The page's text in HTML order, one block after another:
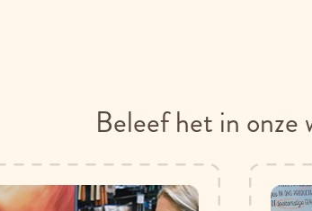
Beleef het in onze